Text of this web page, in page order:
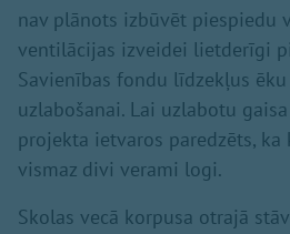
nav plānots izbūvēt piespiedu
ventilācijas izveidei lietderīgi
Savienības fondu līdzekļus
uzlabošanai. Lai uzlabotu
projekta ietvaros paredzēts,
vismaz divi verami logi.
Skolas vecā korpusa otrajā